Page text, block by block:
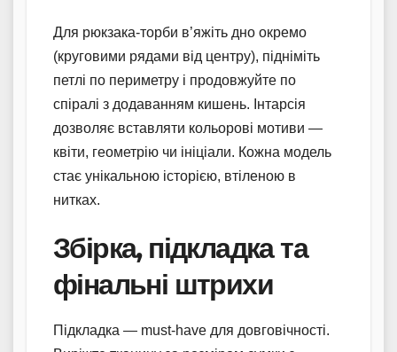
Для рюкзака-торби в’яжіть дно окремо
(круговими рядами від центру), підніміть
петлі по периметру і продовжуйте по
спіралі з додаванням кишень. Інтарсія
дозволяє вставляти кольорові мотиви —
квіти, геометрію чи ініціали. Кожна модель
стає унікальною історією, втіленою в
нитках.
Збірка, підкладка та
фінальні штрихи
Підкладка — must-have для довговічності.